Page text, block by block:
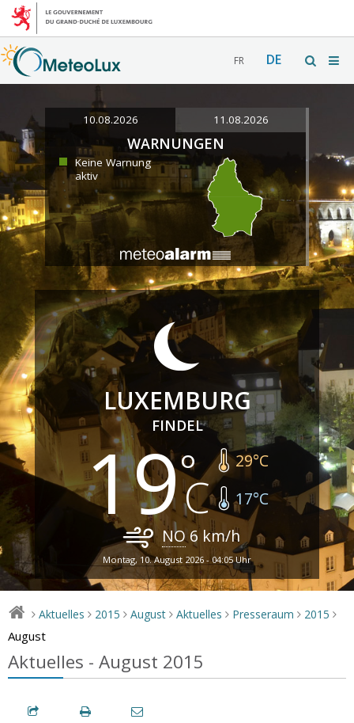
FR DE
10.08.2026 11.08.2026
WARNUNGEN
Keine Warnung
aktiv
LUXEMBURG
FINDEL
19 29°C
17°C
NO6 km/h
Montag, 10. August 2026 - 04:05 Uhr
> Aktuelles > 2015 > August > Aktuelles > Presseraum > 2015 >
August
Aktuelles - August 2015